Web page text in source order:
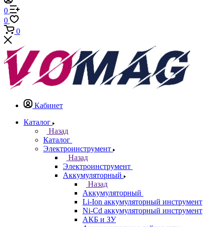
0
0
0
Кабинет
Каталог
Назад
Каталог
Электроинструмент
Назад
Электроинструмент
Аккумуляторный
Назад
Аккумуляторный
Li-Ion аккумуляторный инструмент
Ni-Cd аккумуляторный инструмент
АКБ и ЗУ